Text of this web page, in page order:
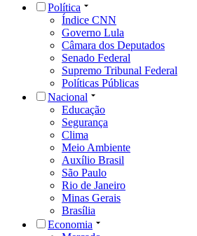
Política
Índice CNN
Governo Lula
Câmara dos Deputados
Senado Federal
Supremo Tribunal Federal
Políticas Públicas
Nacional
Educação
Segurança
Clima
Meio Ambiente
Auxílio Brasil
São Paulo
Rio de Janeiro
Minas Gerais
Brasília
Economia